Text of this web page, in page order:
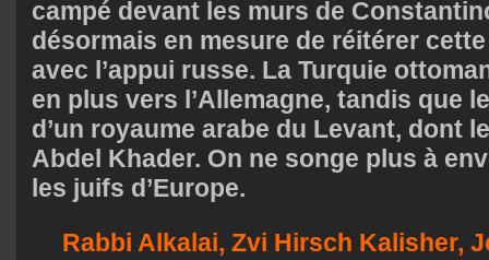
campé devant les murs de
désormais en mesure de réitérer
avec l’appui russe. La Turquie
en plus vers l’Allemagne, tandis que
d’un royaume arabe du Levant, dont
Abdel Khader. On ne songe plus à
les juifs d’Europe.
Rabbi Alkalai, Zvi Hirsch Kalisher,